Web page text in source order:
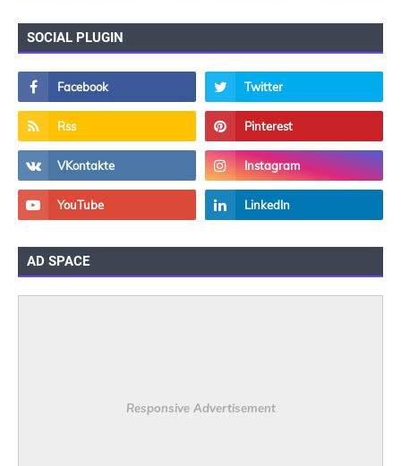
SOCIAL PLUGIN
AD SPACE
Responsive Advertisement